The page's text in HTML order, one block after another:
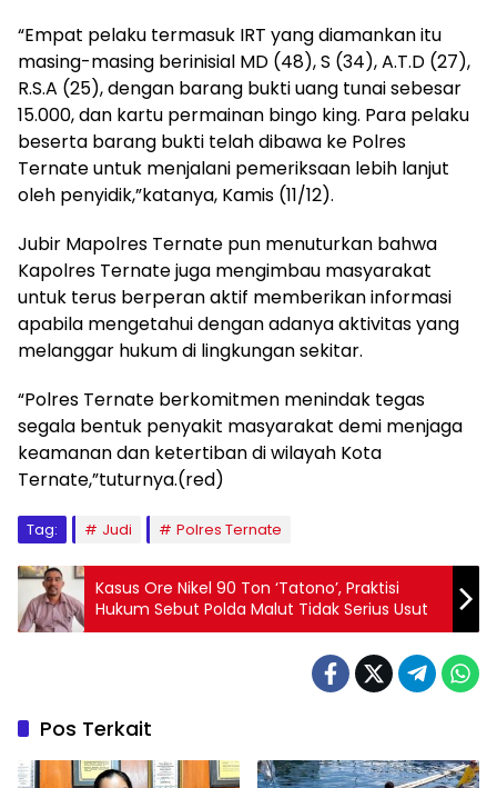
“Empat pelaku termasuk IRT yang diamankan itu
masing-masing berinisial MD (48), S (34), A.T.D (27),
R.S.A (25), dengan barang bukti uang tunai sebesar
15.000, dan kartu permainan bingo king. Para pelaku
beserta barang bukti telah dibawa ke Polres
Ternate untuk menjalani pemeriksaan lebih lanjut
oleh penyidik,”katanya, Kamis (11/12).
Jubir Mapolres Ternate pun menuturkan bahwa
Kapolres Ternate juga mengimbau masyarakat
untuk terus berperan aktif memberikan informasi
apabila mengetahui dengan adanya aktivitas yang
melanggar hukum di lingkungan sekitar.
“Polres Ternate berkomitmen menindak tegas
segala bentuk penyakit masyarakat demi menjaga
keamanan dan ketertiban di wilayah Kota
Ternate,”tuturnya.(red)
Tag: Judi Polres Ternate
Kasus Ore Nikel 90 Ton ‘Tatono’, Praktisi
Hukum Sebut Polda Malut Tidak Serius Usut
Pos Terkait